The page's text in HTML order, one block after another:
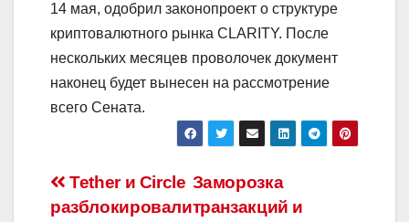
14 мая, одобрил законопроект о структуре
криптовалютного рынка CLARITY. После
нескольких месяцев проволочек документ
наконец будет вынесен на рассмотрение
всего Сената.
НавигацияЗаморозка
транзакций и
Tether и Circle
разблокировали